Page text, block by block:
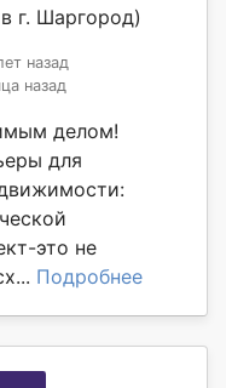
г. Шаргород)
назад
назад
делом!
для
это не
Подробнее